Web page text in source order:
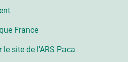
France
site de l'ARS Paca